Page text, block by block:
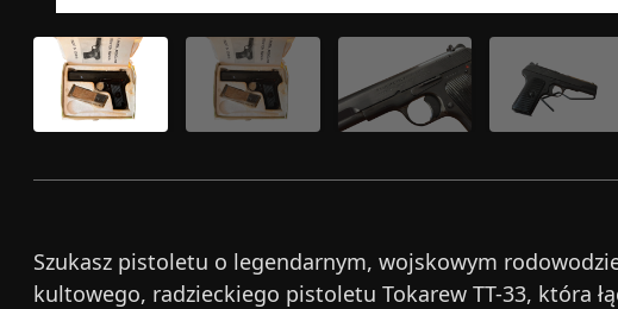
Szukasz pistoletu o legendarnym, wojskowym
kultowego, radzieckiego pistoletu Tokarew TT-33, która